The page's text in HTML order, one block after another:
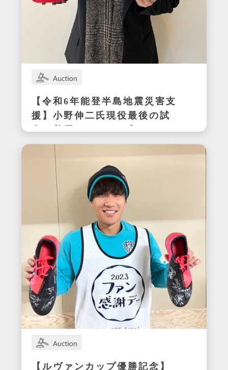
【令和6年能登半島地震災害支
援】小野伸二氏現役最後の試
合で着用したサイン入りスパ
イク